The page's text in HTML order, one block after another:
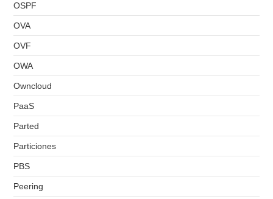
OSPF
OVA
OVF
OWA
Owncloud
PaaS
Parted
Particiones
PBS
Peering